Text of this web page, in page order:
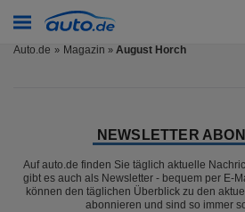
Auto.de Magazin » August Horch
NEWSLETTER
Auf auto.de finden Sie täglich aktuelle
gibt es auch als Newsletter - bequem per E-
können den täglichen Überblick zu den
abonnieren und sind so immer